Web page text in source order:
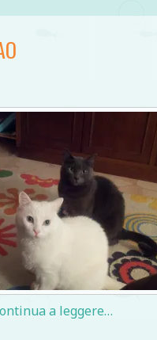
a leggere…